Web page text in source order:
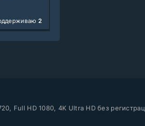
2
Full HD 1080, 4K Ultra HD без